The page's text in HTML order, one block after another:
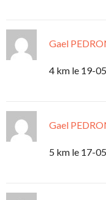
Gael
4 km le 19-
Gael
5 km le 17-